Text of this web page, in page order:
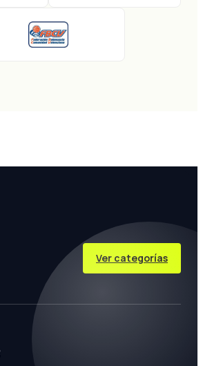
Ver categorías